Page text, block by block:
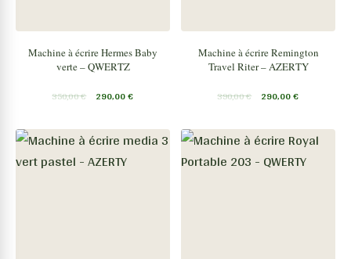
Machine à écrire Hermes Baby
verte – QWERTZ
350,00€ 290,00€
Machine à écrire Remington
Travel Riter – AZERTY
390,00€ 290,00€